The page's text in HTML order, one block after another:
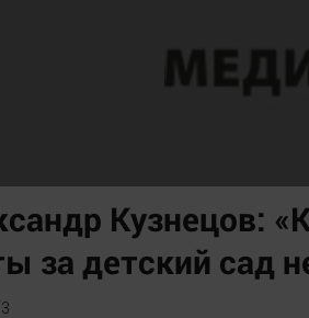
Челябинск космический
Другие рубрики
Кузнецов:
за детский сад